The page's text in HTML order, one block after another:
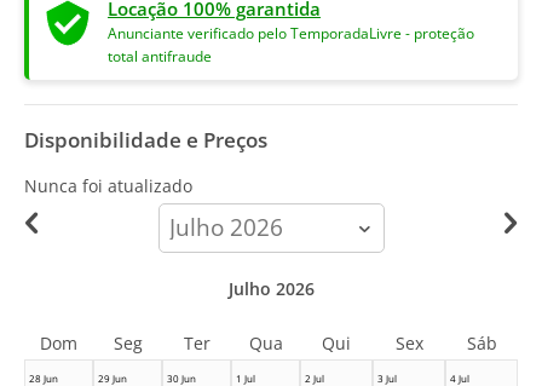
Locação 100% garantida
Anunciante verificado pelo TemporadaLivre - proteção
total antifraude
Disponibilidade e Preços
Nunca foi atualizado
calendar-
month
28 Jun
29 Jun
30 Jun
1 Jul
2 Jul
3 Jul
4 Jul
Julho 2026
Dom Seg Ter Qua Qui Sex Sáb